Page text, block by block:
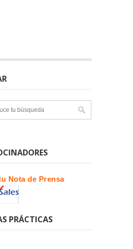
Nota de Prensa
PRÁCTICAS